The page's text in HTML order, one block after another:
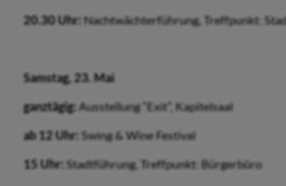
20.30 Uhr: Nachtwächterführung, Treffpunkt:
Samstag, 23. Mai
ganztägig: Ausstellung “Exit”, Kapitelsaal
ab 12 Uhr: Swing & Wine Festival
15 Uhr: Stadtführung, Treffpunkt: Bürgerbüro